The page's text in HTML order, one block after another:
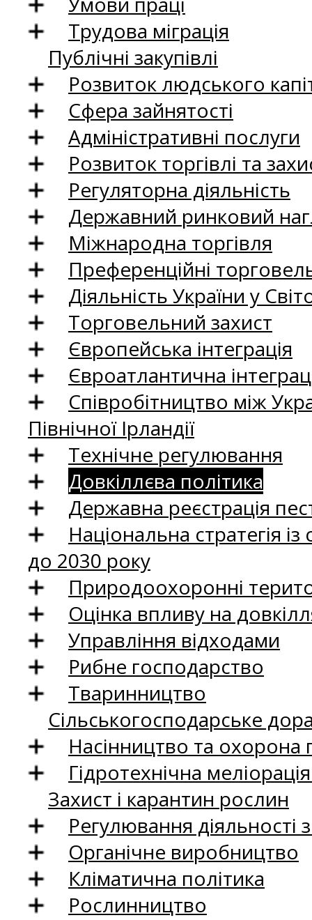
Трудова міграція
Публічні закупівлі
Розвиток людського
Сфера зайнятості
Адміністративні послуги
Розвиток торгівлі та
Регуляторна діяльність
Державний ринковий
Міжнародна торгівля
Преференційні
Діяльність України у
Торговельний захист
Європейська інтеграція
Євроатлантична
Співробітництво між
Північної Ірландії
Технічне регулювання
Довкіллєва політика
Державна реєстрація
Національна стратегія
до 2030 року
Природоохоронні
Оцінка впливу на
Управління відходами
Рибне господарство
Тваринництво
Сільськогосподарське
Насінництво та
Гідротехнічна
Захист і карантин рослин
Регулювання
Органічне виробництво
Кліматична політика
Рослинництво